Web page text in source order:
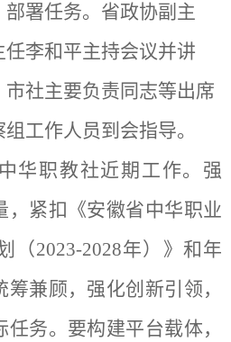
署任务。省政协副主
李和平主持会议并讲
社主要负责同志等出席
工作人员到会指导。
华职教社近期工作。强
，紧扣《安徽省中华职业
（2023-2028年）》和年
兼顾，强化创新引领，
务。要构建平台载体，